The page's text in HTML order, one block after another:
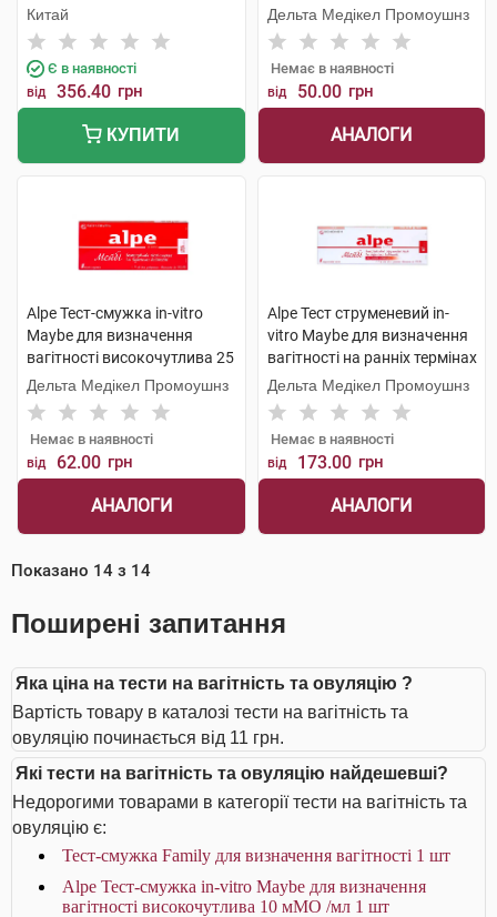
вагітності 1 набір
Китай
Є в наявності
від 356.40 грн
КУПИТИ
мМО /мл 1 шт
Дельта Медікел Промоушнз
Немає в наявності
від 50.00 грн
АНАЛОГИ
Alpe Тест-смужка in-vitro
Maybe для визначення
вагітності високочутлива 25
мМО/мл 1 шт
Дельта Медікел Промоушнз
Немає в наявності
від 62.00 грн
АНАЛОГИ
Alpe Тест струменевий in-
vitro Maybe для визначення
вагітності на ранніх термінах
1 шт
Дельта Медікел Промоушнз
Немає в наявності
від 173.00 грн
АНАЛОГИ
Показано 14 з 14
Поширені запитання
Яка ціна на тести на вагітність та овуляцію ?
Вартість товару в каталозі тести на вагітність та
овуляцію починається від 11 грн.
Які тести на вагітність та овуляцію найдешевші?
Недорогими товарами в категорії тести на вагітність та
овуляцію є:
Тест-смужка Family для визначення вагітності 1 шт
Alpe Тест-смужка in-vitro Maybe для визначення
вагітності високочутлива 10 мМО /мл 1 шт